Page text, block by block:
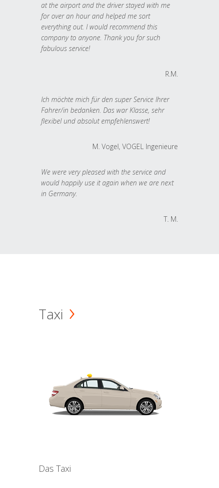
at the airport and the driver stayed with me
for over an hour and helped me sort
everything out. I would recommend this
company to anyone. Thank you for such
fabulous service!
R.M.
Ich möchte mich für den super Service Ihrer
Fahrer/in bedanken. Das war Klasse, sehr
flexibel und absolut empfehlenswert!
M. Vogel, VOGEL Ingenieure
We were very pleased with the service and
would happily use it again when we are next
in Germany.
T. M.
Taxi
Das Taxi